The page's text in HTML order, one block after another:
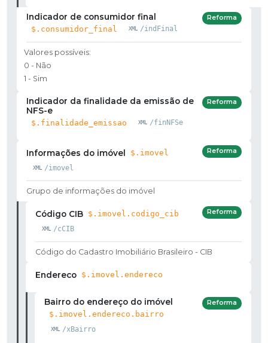
Indicador de consumidor final
$.consumidor_final /indFinal
Reforma
Valores possíveis:
0 - Não
1 - Sim
Indicador da finalidade da emissão de
NFS-e
$.finalidade_emissao /finNFSe
Reforma
Informações do imóvel $.imovel
/imovel
Reforma
Grupo de informações do imóvel
Código CIB $.imovel.codigo_cib
/cCIB
Reforma
Código do Cadastro Imobiliário Brasileiro - CIB
Endereco $.imovel.endereco
Bairro do endereço do imóvel
$.imovel.endereco.bairro
/xBairro
Reforma